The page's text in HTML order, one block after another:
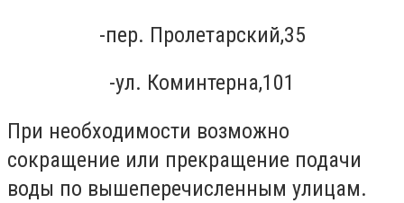
-пер. Пролетарский,35
-ул. Коминтерна,101
При необходимости возможно
сокращение или прекращение подачи
воды по вышеперечисленным улицам.